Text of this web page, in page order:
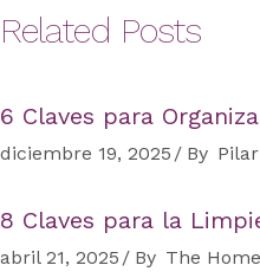
Related Posts
6 Claves para
diciembre 19, 2025 By
8 Claves para la
abril 21, 2025 By The